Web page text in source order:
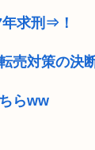
求刑⇒！
売対策の決
らww